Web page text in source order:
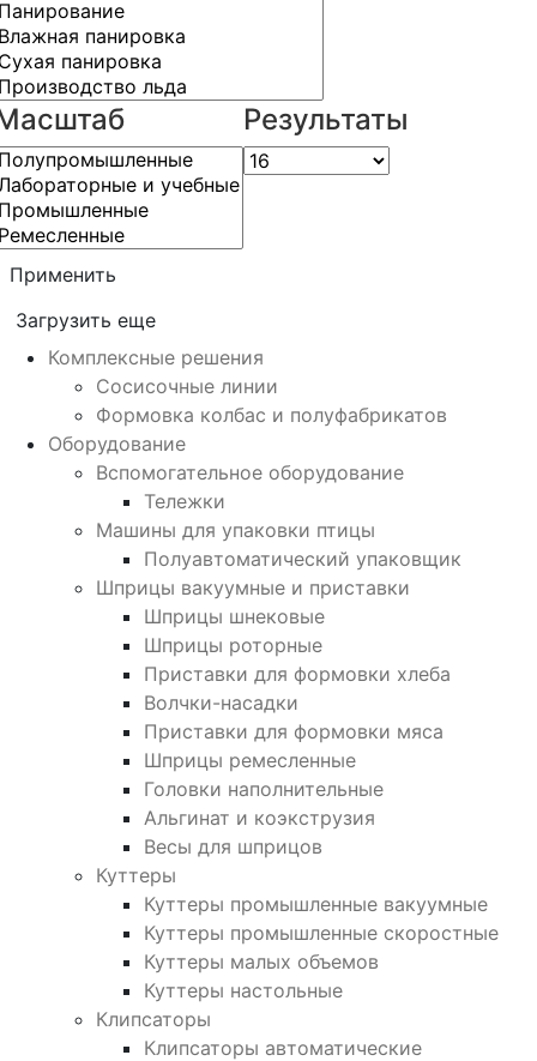
Результаты
Применить
Загрузить еще
Комплексные решения
Сосисочные линии
Формовка колбас и полуфабрикатов
Оборудование
Вспомогательное оборудование
Тележки
Машины для упаковки птицы
Полуавтоматический упаковщик
Шприцы вакуумные и приставки
Шприцы шнековые
Шприцы роторные
Приставки для формовки хлеба
Волчки-насадки
Приставки для формовки мяса
Шприцы ремесленные
Головки наполнительные
Альгинат и коэкструзия
Весы для шприцов
Куттеры
Куттеры промышленные вакуумные
Куттеры промышленные скоростные
Куттеры малых объемов
Куттеры настольные
Клипсаторы
Клипсаторы автоматические